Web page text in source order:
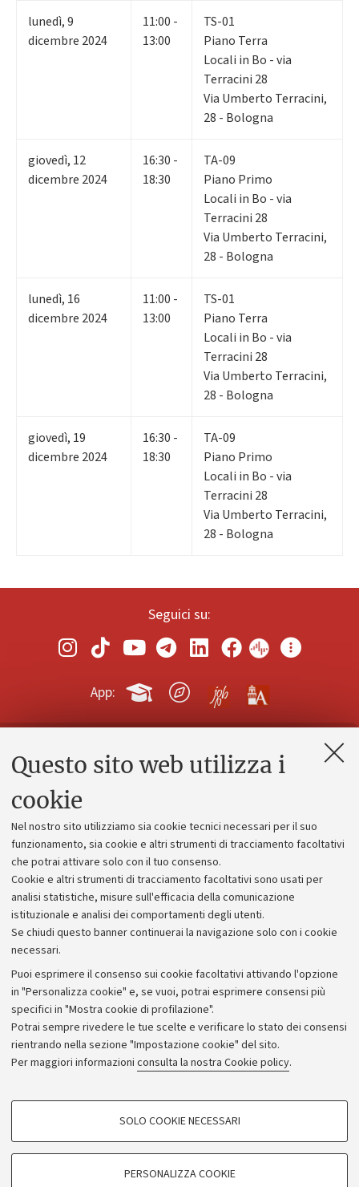
Questo sito web utilizza i
cookie
Nel nostro sito utilizziamo sia cookie tecnici necessari per il suo
funzionamento, sia cookie e altri strumenti di tracciamento facoltativi
che potrai attivare solo con il tuo consenso.
Cookie e altri strumenti di tracciamento facoltativi sono usati per
analisi statistiche, misure sull'efficacia della comunicazione
istituzionale e analisi dei comportamenti degli utenti.
Se chiudi questo banner continuerai la navigazione solo con i cookie
necessari.
Puoi esprimere il consenso sui cookie facoltativi attivando l'opzione
in "Personalizza cookie" e, se vuoi, potrai esprimere consensi più
specifici in "Mostra cookie di profilazione".
Potrai sempre rivedere le tue scelte e verificare lo stato dei consensi
rientrando nella sezione "Impostazione cookie" del sito.
Per maggiori informazioni consulta la nostra Cookie policy.
COOKIE DI PROFILAZIONE - FACOLTATIVI
SOLO COOKIE NECESSARI
PERSONALIZZA COOKIE
lunedì,9
dicembre 2024
11:00 -
13:00
TS-01
Piano Terra
Locali in Bo - via
Terracini 28
Via Umberto Terracini,
28 - Bologna
giovedì, 12
dicembre 2024
16:30 -
18:30
TA-09
Piano Primo
Locali in Bo - via
Terracini 28
Via Umberto Terracini,
28 - Bologna
lunedì, 16
dicembre 2024
11:00 -
13:00
TS-01
Piano Terra
Locali in Bo - via
Terracini 28
Via Umberto Terracini,
28 - Bologna
giovedì, 19
dicembre 2024
16:30 -
18:30
TA-09
Piano Primo
Locali in Bo - via
Terracini 28
Via Umberto Terracini,
28 - Bologna
Seguici su:
App:
Contatti e PEC
Alumni community
Piano strategico
Bilanci
Donazioni e 5x1000
Bandi, gare e concorsi
Albo online
Amministrazione trasparente
Atti di notifica
Informazioni sul sito e accessibilità
Dichiarazione di accessibilità
Privacy e note legali
Impostazioni Cookie